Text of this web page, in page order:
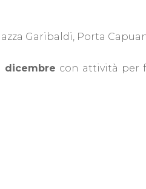
Garibaldi, Porta
dicembre con attività per